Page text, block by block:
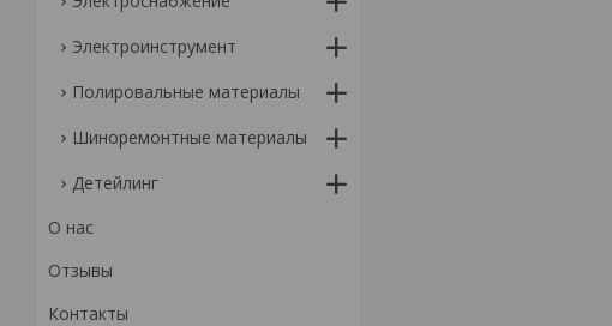
Электроинструмент
Полировальные материалы
Шиноремонтные материалы
Детейлинг
О нас
Отзывы
Контакты